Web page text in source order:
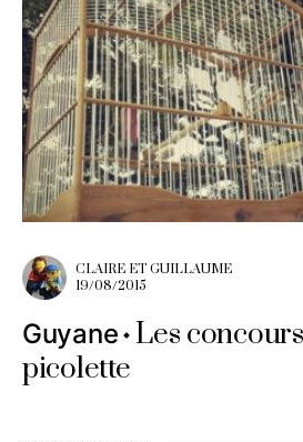
CLAIRE ET GUILLAUME
19/08/2015
Guyane Les
picolette